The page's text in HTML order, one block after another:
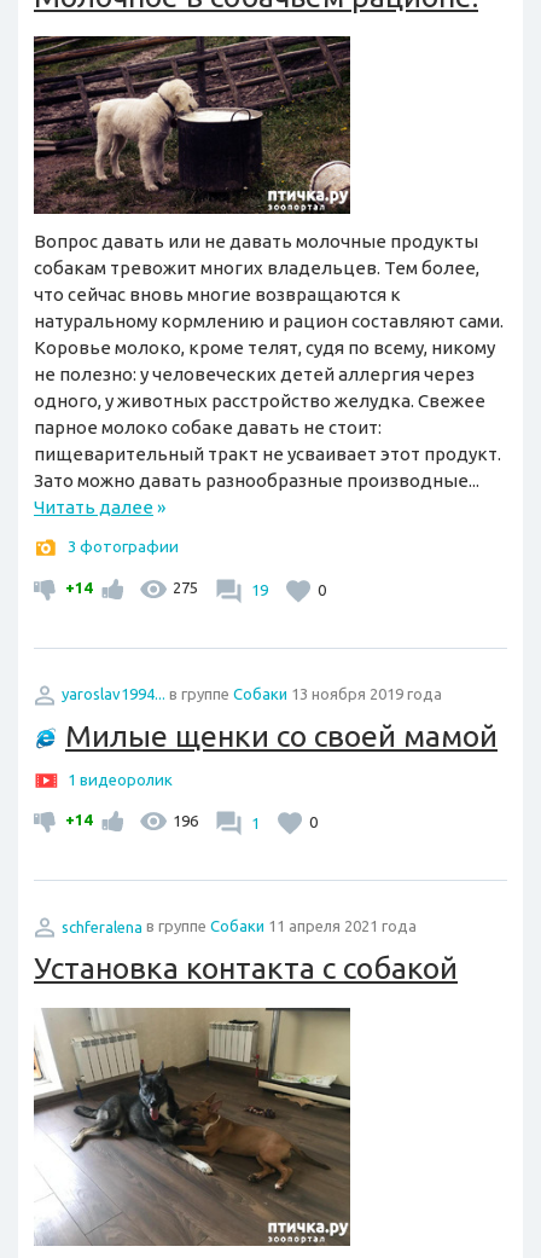
Вопрос давать или не давать молочные продукты
собакам тревожит многих владельцев. Тем более,
что сейчас вновь многие возвращаются к
натуральному кормлению и рацион составляют сами.
Коровье молоко, кроме телят, судя по всему, никому
не полезно: у человеческих детей аллергия через
одного, у животных расстройство желудка. Свежее
парное молоко собаке давать не стоит:
пищеварительный тракт не усваивает этот продукт.
Зато можно давать разнообразные производные...
Читать далее»
3 фотографии
+14 275 19 0
yaroslav1994... в группе Собаки 13 ноября 2019 года
Милые щенки со своей мамой
1 видеоролик
+14 196 1 0
schferalena в группе Собаки 11 апреля 2021 года
Установка контакта с собакой